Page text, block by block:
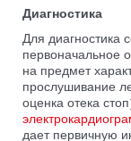
Диагностика
Для диагностика
первоначальное
на предмет
прослушивание
оценка отека
дает первичную